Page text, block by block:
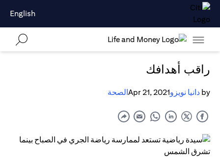
English
راقب أهدافك
by دانيا نويزوApr 21, 2021الصحة